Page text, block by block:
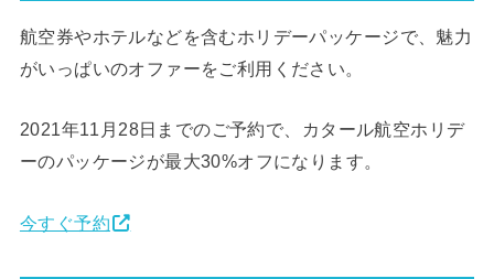
航空券やホテルなどを含むホリデーパッケージで、魅力
がいっぱいのオファーをご利用ください。
2021年11月28日までのご予約で、カタール航空ホリデ
ーのパッケージが最大30%オフになります。
今すぐ予約